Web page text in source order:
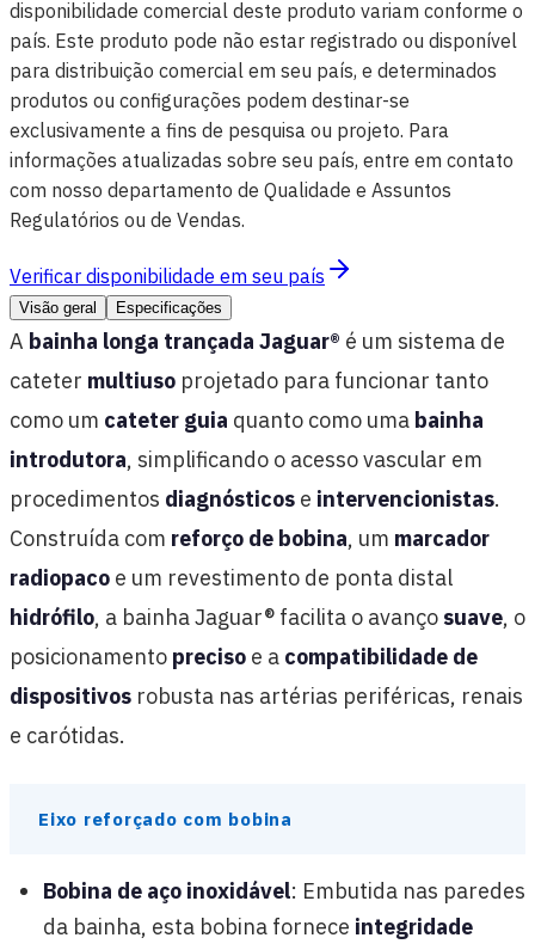
disponibilidade comercial deste produto variam conforme o
país. Este produto pode não estar registrado ou disponível
para distribuição comercial em seu país, e determinados
produtos ou configurações podem destinar-se
exclusivamente a fins de pesquisa ou projeto. Para
informações atualizadas sobre seu país, entre em contato
com nosso departamento de Qualidade e Assuntos
Regulatórios ou de Vendas.
Verificar disponibilidade em seu país
Visão geral Especificações
A bainha longa trançada Jaguar® é um sistema de
cateter multiuso projetado para funcionar tanto
como um cateter guia quanto como uma bainha
introdutora, simplificando o acesso vascular em
procedimentos diagnósticos e intervencionistas.
Construída com reforço de bobina, um marcador
radiopaco e um revestimento de ponta distal
hidrófilo, a bainha Jaguar® facilita o avanço suave, o
posicionamento preciso e a compatibilidade de
dispositivos robusta nas artérias periféricas, renais
e carótidas.
Eixo reforçado com bobina
Bobina de aço inoxidável: Embutida nas paredes
da bainha, esta bobina fornece integridade